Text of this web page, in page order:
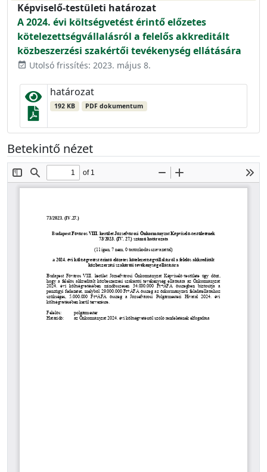
Képviselő-testületi határozat
A 2024. évi költségvetést érintő előzetes
kötelezettségvállalásról a felelős akkreditált
közbeszerzési szakértői tevékenység ellátására
event_available Utolsó frissítés: 2023. május 8.
határozat
192 KB PDF dokumentum
Betekintő nézet